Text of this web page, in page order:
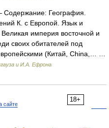
Содержание: География.
К. с Европой. Язык и
империя восточной и
своих обитателей под
(Китай, China,… …
и И.А. Ефрона
18+
сайте